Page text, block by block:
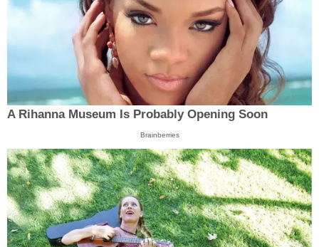
A Rihanna Museum Is Probably Opening Soon
Brainberries